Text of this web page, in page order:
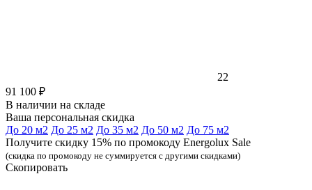
22
91 100 ₽
В наличии на складе
Ваша персональная скидка
До 20 м2 До 25 м2 До 35 м2 До 50 м2 До 75 м2
Получите скидку 15% по промокоду Energolux Sale
(скидка по промокоду не суммируется с другими скидками)
Скопировать